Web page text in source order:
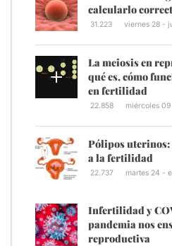
calcularlo
31.223 viernes 28 -
La meiosis en
qué es, cómo
en fertilidad
22.858 miércoles
Pólipos uterinos:
a la fertilidad
22.737 martes 24 -
Infertilidad y
pandemia nos
reproductiva